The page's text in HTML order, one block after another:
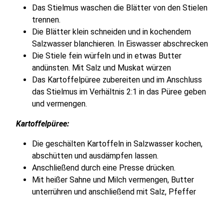
Das Stielmus waschen die Blätter von den Stielen
trennen.
Die Blätter klein schneiden und in kochendem
Salzwasser blanchieren. In Eiswasser abschrecken
Die Stiele fein würfeln und in etwas Butter
andünsten. Mit Salz und Muskat würzen
Das Kartoffelpüree zubereiten und im Anschluss
das Stielmus im Verhältnis 2:1 in das Püree geben
und vermengen.
Kartoffelpüree:
Die geschälten Kartoffeln in Salzwasser kochen,
abschütten und ausdämpfen lassen.
Anschließend durch eine Presse drücken.
Mit heißer Sahne und Milch vermengen, Butter
unterrühren und anschließend mit Salz, Pfeffer